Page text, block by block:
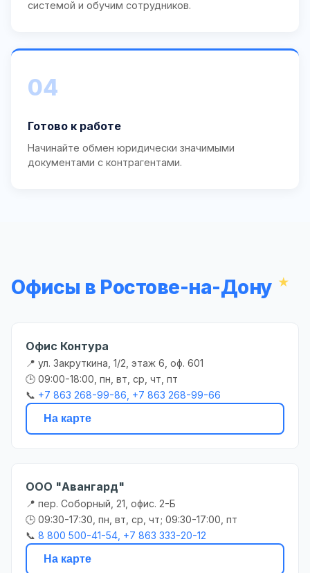
системой и обучим сотрудников.
04
Готово к работе
Начинайте обмен юридически значимыми
документами с контрагентами.
Офисы в Ростове-на-Дону
Офис Контура
📍 ул. Закруткина, 1/2, этаж 6, оф. 601
🕒 09:00-18:00, пн, вт, ср, чт, пт
📞 +7 863 268-99-86, +7 863 268-99-66
На карте
ООО "Авангард"
📍 пер. Соборный, 21, офис. 2-Б
🕒 09:30-17:30, пн, вт, ср, чт; 09:30-17:00, пт
📞 8 800 500-41-54, +7 863 333-20-12
На карте